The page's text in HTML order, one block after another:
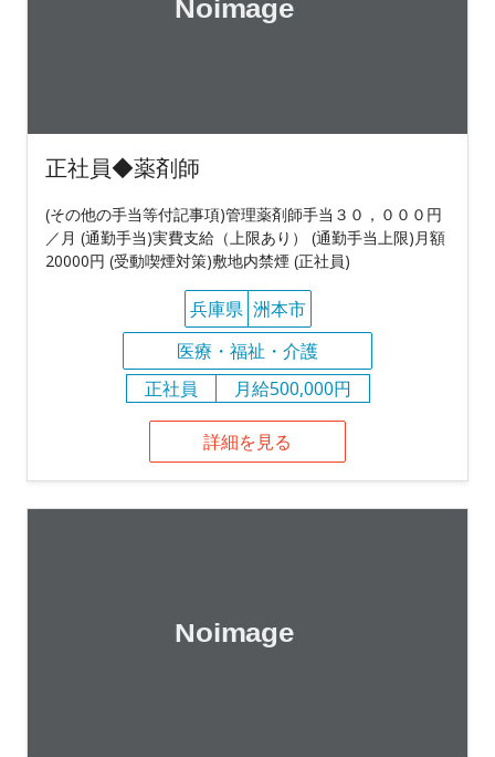
正社員◆薬剤師
(その他の手当等付記事項)管理薬剤師手当３０，０００円
／月 (通勤手当)実費支給（上限あり） (通勤手当上限)月額
20000円 (受動喫煙対策)敷地内禁煙 (正社員)
兵庫県 洲本市
医療・福祉・介護
正社員
月給500,000円
詳細を見る